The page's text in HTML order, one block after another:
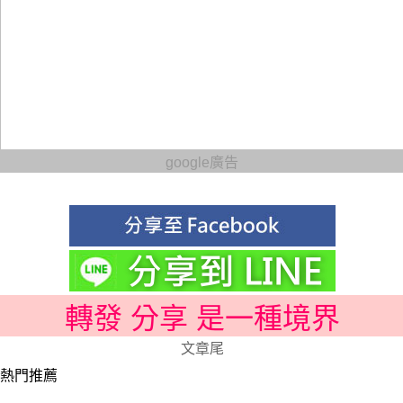
google廣告
轉發 分享 是一種境界
文章尾
熱門推薦